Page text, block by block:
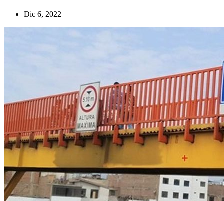
Dic 6, 2022